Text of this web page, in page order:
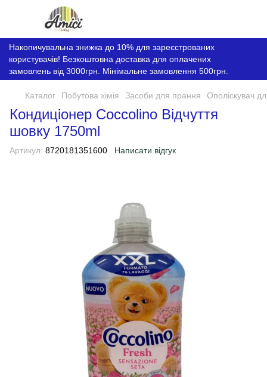
Накопичувальна знижка до 10% для зареєстрованих
користувачів! Безкоштовна доставка для оплачених
замовлень від 3000грн. Мінімальне замовлення 500грн.
Каталог Побутова хімія Засоби для прання Ополіскувач
Кондиціонер Coccolino Відчуття
шовку 1750ml
Артикул: 8720181351600 Написати відгук